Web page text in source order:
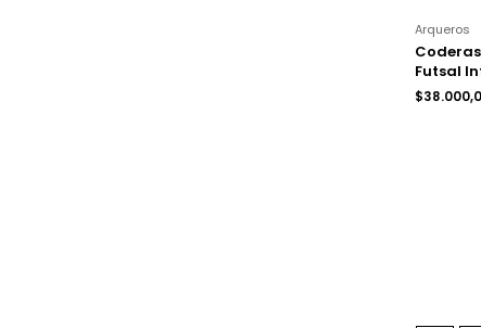
Arqueros
Futsal
$